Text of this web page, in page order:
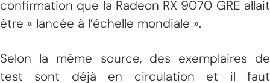
confirmation que la Radeon RX 9070 GRE allait
être « lancée à l’échelle mondiale ».
Selon la même source, des exemplaires de
test sont déjà en circulation et il faut